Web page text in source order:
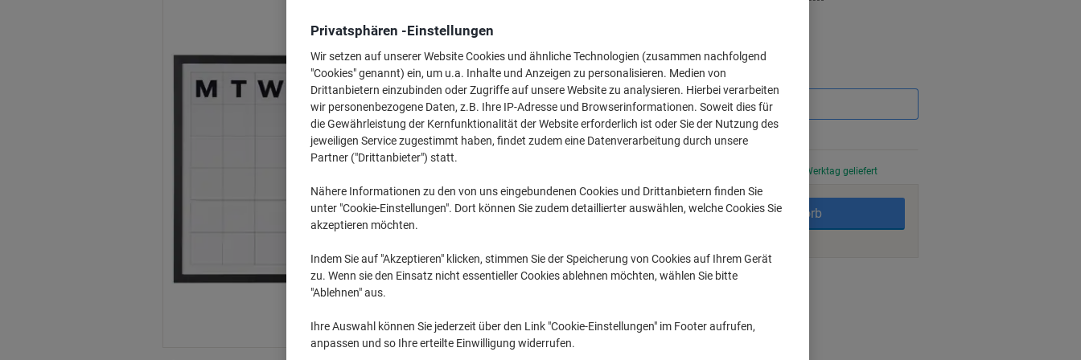
Menge exkl. USt
1Stück 39,99 €
2+ 38,49 € -3%
Vor 17:00 Uhr bestellt, am nächsten Werktag geliefert
Menge
In den Warenkorb
Lieferinformationen Zahlungsmöglichkeiten
Haupteigenschaften
Privatsphären -Einstellungen
Wir setzen auf unserer Website Cookies und ähnliche Technologien (zusammen nachfolgend
"Cookies" genannt) ein, um u.a. Inhalte und Anzeigen zu personalisieren. Medien von
Drittanbietern einzubinden oder Zugriffe auf unsere Website zu analysieren. Hierbei verarbeiten
wir personenbezogene Daten, z.B. Ihre IP-Adresse und Browserinformationen. Soweit dies für
die Gewährleistung der Kernfunktionalität der Website erforderlich ist oder Sie der Nutzung des
jeweiligen Service zugestimmt haben, findet zudem eine Datenverarbeitung durch unsere
Partner ("Drittanbieter") statt.
Nähere Informationen zu den von uns eingebundenen Cookies und Drittanbietern finden Sie
unter "Cookie-Einstellungen". Dort können Sie zudem detaillierter auswählen, welche Cookies Sie
akzeptieren möchten.
Indem Sie auf "Akzeptieren" klicken, stimmen Sie der Speicherung von Cookies auf Ihrem Gerät
zu. Wenn sie den Einsatz nicht essentieller Cookies ablehnen möchten, wählen Sie bitte
"Ablehnen" aus.
Ihre Auswahl können Sie jederzeit über den Link "Cookie-Einstellungen" im Footer aufrufen,
anpassen und so Ihre erteilte Einwilligung widerrufen.